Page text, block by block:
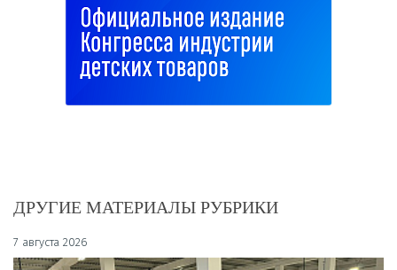
ДРУГИЕ МАТЕРИАЛЫ РУБРИКИ
7 августа 2026